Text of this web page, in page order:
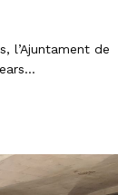
l’Ajuntament de